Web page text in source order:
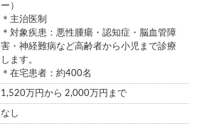
ー）
＊主治医制
＊対象疾患：悪性腫瘍・認知症・脳血管障
害・神経難病など高齢者から小児まで診療
します。
＊在宅患者：約400名
1,520万円から 2,000万円まで
なし